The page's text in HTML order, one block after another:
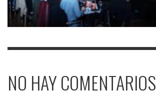
NO HAY COMENTARIOS